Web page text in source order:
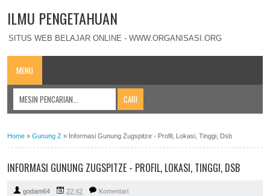
ILMU PENGETAHUAN
SITUS WEB BELAJAR ONLINE - WWW.ORGANISASI.ORG
MENU
Home » Gunung Z » Informasi Gunung Zugspitze - Profil, Lokasi, Tinggi, Dsb
INFORMASI GUNUNG ZUGSPITZE - PROFIL, LOKASI, TINGGI, DSB
godam64 22:42 Komentari